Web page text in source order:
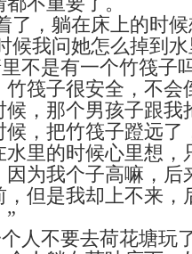
了，躺在床上的时
候我问她怎么掉到
不是有一个竹筏子
竹筏子很安全，不会
候，那个男孩子跟我
候，把竹筏子蹬远了
水里的时候心里想，
因为我个子高嘛，后
，但是我却上不来，
”
人不要去荷花塘玩